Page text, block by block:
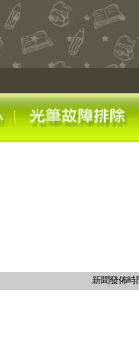
新聞發佈時